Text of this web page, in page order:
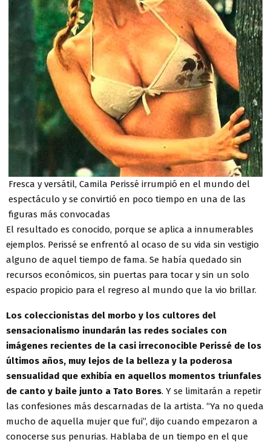
Fresca y versátil, Camila Perissé irrumpió en el mundo del
espectáculo y se convirtió en poco tiempo en una de las
figuras más convocadas
El resultado es conocido, porque se aplica a innumerables
ejemplos. Perissé se enfrentó al ocaso de su vida sin vestigio
alguno de aquel tiempo de fama. Se había quedado sin
recursos económicos, sin puertas para tocar y sin un solo
espacio propicio para el regreso al mundo que la vio brillar.
Los coleccionistas del morbo y los cultores del
sensacionalismo inundarán las redes sociales con
imágenes recientes de la casi irreconocible Perissé de los
últimos años, muy lejos de la belleza y la poderosa
sensualidad que exhibía en aquellos momentos triunfales
de canto y baile junto a Tato Bores. Y se limitarán a repetir
las confesiones más descarnadas de la artista. “Ya no queda
mucho de aquella mujer que fui”, dijo cuando empezaron a
conocerse sus penurias. Hablaba de un tiempo en el que